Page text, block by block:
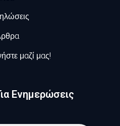
μαζί μας!
Ενημερώσεις​